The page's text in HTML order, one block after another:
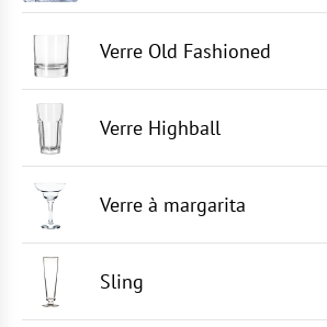
Verre Old Fashioned
Verre Highball
Verre à margarita
Sling